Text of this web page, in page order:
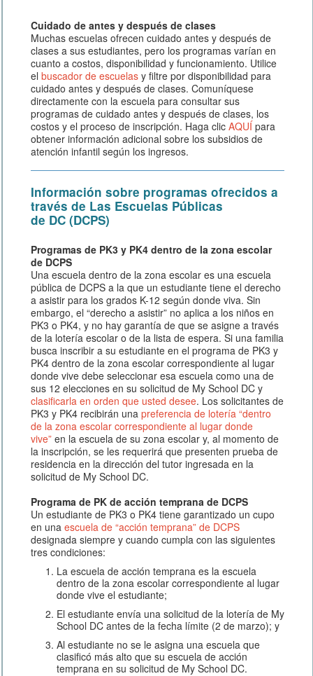
Cuidado de antes y después de clases
Muchas escuelas ofrecen cuidado antes y después de
clases a sus estudiantes, pero los programas varían en
cuanto a costos, disponibilidad y funcionamiento. Utilice
el buscador de escuelas y filtre por disponibilidad para
cuidado antes y después de clases. Comuníquese
directamente con la escuela para consultar sus
programas de cuidado antes y después de clases, los
costos y el proceso de inscripción. Haga clic AQUÍpara
obtener información adicional sobre los subsidios de
atención infantil según los ingresos.
Información sobre programas ofrecidos a
través de Las Escuelas Públicas
de DC (DCPS)
Programas de PK3 y PK4 dentro de la zona escolar
de DCPS
Una escuela dentro de la zona escolar es una escuela
pública de DCPS a la que un estudiante tiene el derecho
a asistir para los grados K-12 según donde viva. Sin
embargo, el “derecho a asistir” no aplica a los niños en
PK3 o PK4, y no hay garantía de que se asigne a través
de la lotería escolar o de la lista de espera. Si una familia
busca inscribir a su estudiante en el programa de PK3 y
PK4 dentro de la zona escolar correspondiente al lugar
donde vive debe seleccionar esa escuela como una de
sus 12 elecciones en su solicitud de My School DC y
clasificarla en orden que usted desee. Los solicitantes de
PK3 y PK4 recibirán una preferencia de lotería “dentro
de la zona escolar correspondiente al lugar donde
vive” en la escuela de su zona escolar y, al momento de
la inscripción, se les requerirá que presenten prueba de
residencia en la dirección del tutor ingresada en la
solicitud de My School DC.
Programa de PK de acción temprana de DCPS
Un estudiante de PK3 o PK4 tiene garantizado un cupo
en una escuela de “acción temprana” de DCPS
designada siempre y cuando cumpla con las siguientes
tres condiciones:
La escuela de acción temprana es la escuela
dentro de la zona escolar correspondiente al lugar
donde vive el estudiante;
El estudiante envía una solicitud de la lotería de My
School DC antes de la fecha límite (2 de marzo); y
Al estudiante no se le asigna una escuela que
clasificó más alto que su escuela de acción
temprana en su solicitud de My School DC.